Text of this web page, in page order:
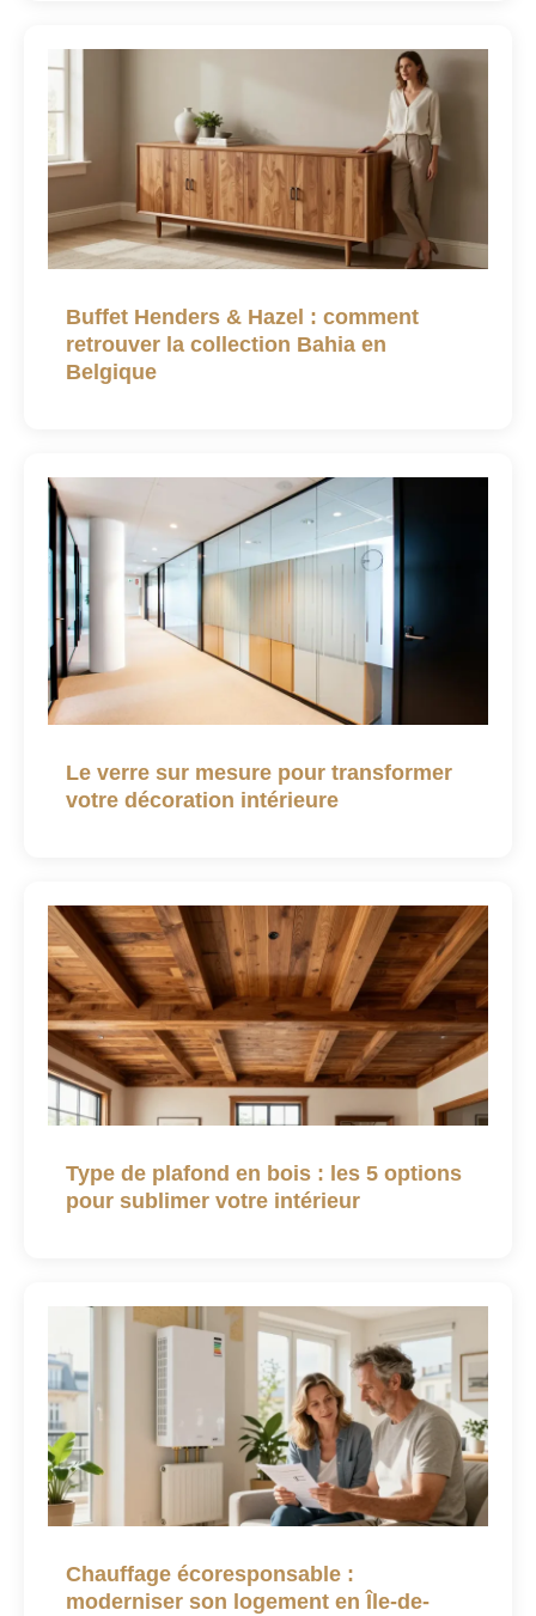
Buffet Henders & Hazel : comment
retrouver la collection Bahia en
Belgique
Le verre sur mesure pour transformer
votre décoration intérieure
Type de plafond en bois : les 5 options
pour sublimer votre intérieur
Chauffage écoresponsable :
moderniser son logement en Île-de-